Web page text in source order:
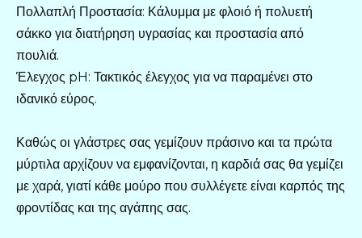
Πολλαπλή Προστασία: Κάλυμμα με φλοιό ή πολυετή
σάκκο για διατήρηση υγρασίας και προστασία από
πουλιά.
Έλεγχος pH: Τακτικός έλεγχος για να παραμένει στο
ιδανικό εύρος.
Καθώς οι γλάστρες σας γεμίζουν πράσινο και τα πρώτα
μύρτιλα αρχίζουν να εμφανίζονται, η καρδιά σας θα γεμίζει
με χαρά, γιατί κάθε μούρο που συλλέγετε είναι καρπός της
φροντίδας και της αγάπης σας.